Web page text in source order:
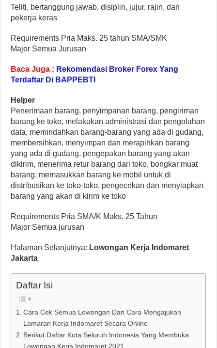
Teliti, bertanggung jawab, disiplin, jujur, rajin, dan
pekerja keras
Requirements Pria Maks. 25 tahun SMA/SMK
Major Semua Jurusan
Baca Juga : Rekomendasi Broker Forex Yang
Terdaftar Di BAPPEBTI
Helper
Penerimaan barang, penyimpanan barang, pengiriman
barang ke toko, melakukan administrasi dan pengolahan
data, memindahkan barang-barang yang ada di gudang,
membersihkan, menyimpan dan merapihkan barang
yang ada di gudang, pengepakan barang yang akan
dikirim, menerima retur barang dari toko, bongkar muat
barang, memasukkan barang ke mobil untuk di
distribusikan ke toko-toko, pengecekan dan menyiapkan
barang yang akan di kirim ke toko
Requirements Pria SMA/K Maks. 25 Tahun
Major Semua jurusan
Halaman Selanjutnya: Lowongan Kerja Indomaret
Jakarta
Daftar Isi
Cara Cek Semua Lowongan Dan Cara Mengajukan
Lamaran Kerja Indomaret Secara Online
Berikut Daftar Kota Seluruh Indonesia Yang Membuka
Lowongan Kerja Indomaret 2021